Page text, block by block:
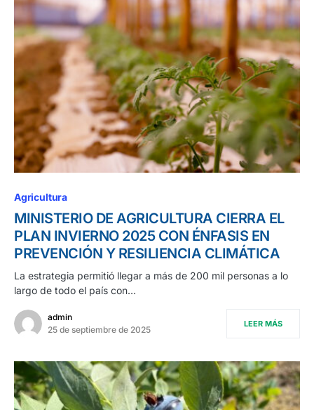
Agricultura
MINISTERIO DE AGRICULTURA CIERRA EL
PLAN INVIERNO 2025 CON ÉNFASIS EN
PREVENCIÓN Y RESILIENCIA CLIMÁTICA
La estrategia permitió llegar a más de 200 mil personas a lo
largo de todo el país con…
admin
25 de septiembre de 2025
LEER MÁS